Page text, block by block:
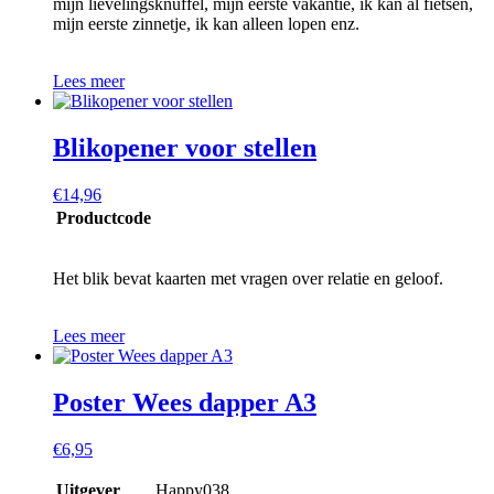
mijn lievelingsknuffel, mijn eerste vakantie, ik kan al fietsen,
mijn eerste zinnetje, ik kan alleen lopen enz.
Lees meer
Blikopener voor stellen
€14,96
Productcode
Het blik bevat kaarten met vragen over relatie en geloof.
Lees meer
Poster Wees dapper A3
€6,95
Uitgever Happy038